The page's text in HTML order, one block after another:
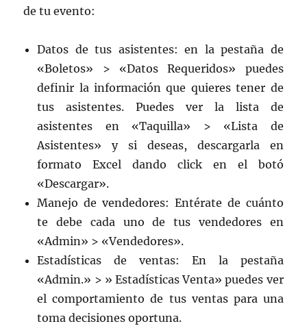
de tu evento:
Datos de tus asistentes: en la pestaña de
«Boletos» > «Datos Requeridos» puedes
definir la información que quieres tener de
tus asistentes. Puedes ver la lista de
asistentes en «Taquilla» > «Lista de
Asistentes» y si deseas, descargarla en
formato Excel dando click en el botó
«Descargar».
Manejo de vendedores: Entérate de cuánto
te debe cada uno de tus vendedores en
«Admin» > «Vendedores».
Estadísticas de ventas: En la pestaña
«Admin.» > » Estadísticas Venta» puedes ver
el comportamiento de tus ventas para una
toma decisiones oportuna.